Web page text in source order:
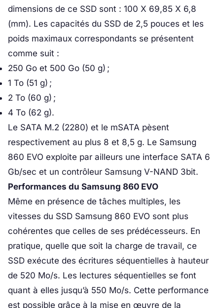
dimensions de ce SSD sont : 100 X 69,85 X 6,8
(mm). Les capacités du SSD de 2,5 pouces et les
poids maximaux correspondants se présentent
comme suit :
250 Go et 500 Go (50 g) ;
1 To (51 g) ;
2 To (60 g) ;
4 To (62 g).
Le SATA M.2 (2280) et le mSATA pèsent
respectivement au plus 8 et 8,5 g. Le Samsung
860 EVO exploite par ailleurs une interface SATA 6
Gb/sec et un contrôleur Samsung V-NAND 3bit.
Performances du Samsung 860 EVO
Même en présence de tâches multiples, les
vitesses du SSD Samsung 860 EVO sont plus
cohérentes que celles de ses prédécesseurs. En
pratique, quelle que soit la charge de travail, ce
SSD exécute des écritures séquentielles à hauteur
de 520 Mo/s. Les lectures séquentielles se font
quant à elles jusqu’à 550 Mo/s. Cette performance
est possible grâce à la mise en œuvre de la